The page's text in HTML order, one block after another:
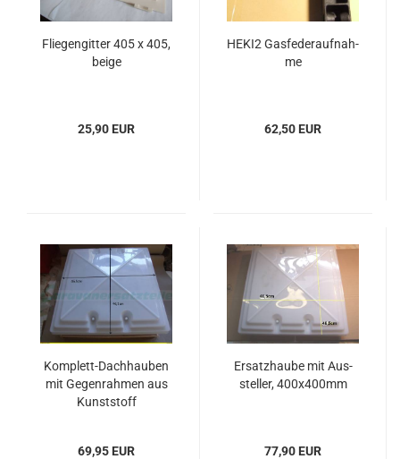
Flie­gen­git­ter 405 x 405,
beige
25,90 EUR
HEKI2 Gas­fe­der­auf­nah­
me
62,50 EUR
Komplett-​​Dach­hau­ben
mit Ge­gen­rah­men aus
Kunst­stoff
69,95 EUR
Er­satz­hau­be mit Aus­
stel­ler, 400x400mm
77,90 EUR